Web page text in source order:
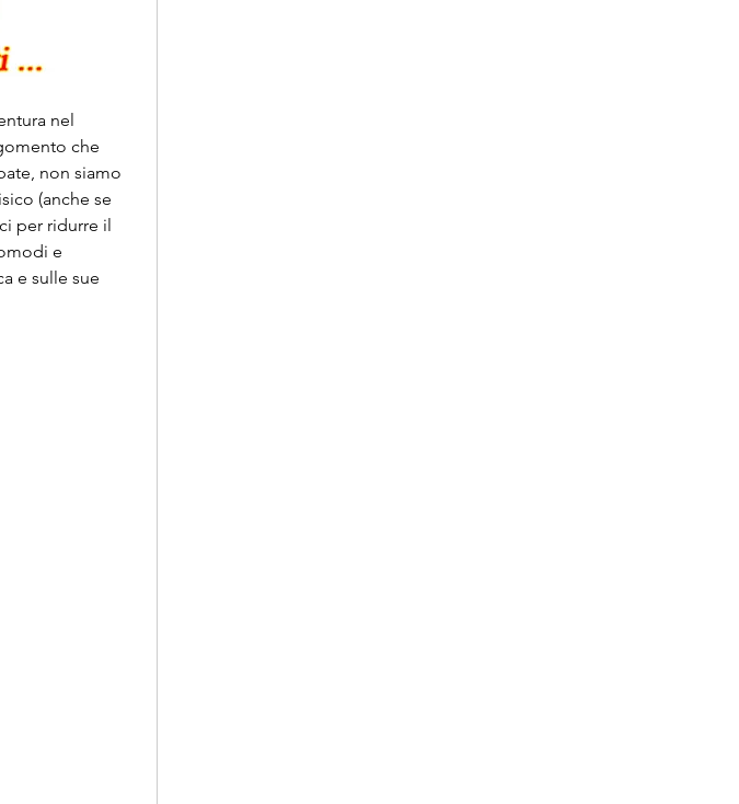
nel
che
non siamo
(anche se
per ridurre il
e
e sulle sue